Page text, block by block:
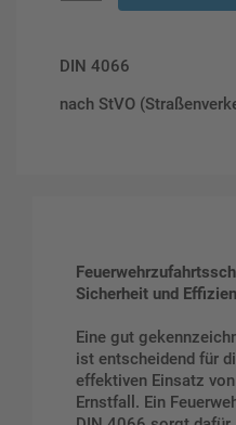
DIN 4066
nach StVO
Sicherheit und
Eine gut
ist entscheidend für
effektiven Einsatz
Ernstfall. Ein